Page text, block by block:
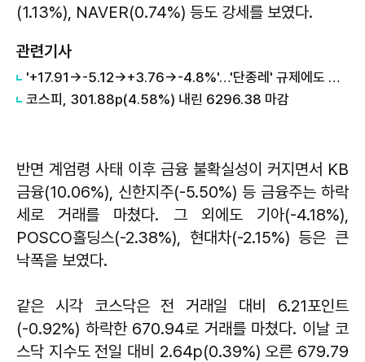
(1.13%), NAVER(0.74%) 등도 강세를 보였다.
관련기사
'+17.91→-5.12→+3.76→-4.8%'…'단종레' 규제에도 여전히 롤러코스터 타는 코스피
코스피, 301.88p(4.58%) 내린 6296.38 마감
반면 계엄령 사태 이후 금융 불확실성이 커지면서 KB
금융(10.06%), 신한지주(-5.50%) 등 금융주는 하락
세로 거래를 마쳤다. 그 외에도 기아(-4.18%),
POSCO홀딩스(-2.38%), 현대차(-2.15%) 등은 큰
낙폭을 보였다.
같은 시각 코스닥은 전 거래일 대비 6.21포인트
(-0.92%) 하락한 670.94로 거래를 마쳤다. 이날 코
스닥 지수도 전일 대비 2.64p(0.39%) 오른 679.79